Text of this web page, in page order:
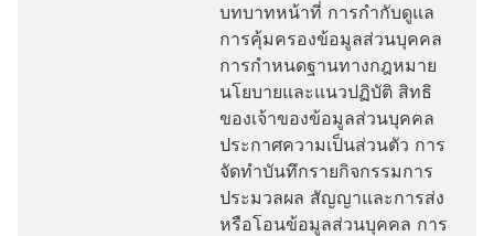
บทบาทหน้าที่ การกำกับดูแล
การคุ้มครองข้อมูลส่วนบุคคล
การกำหนดฐานทางกฎหมาย
นโยบายและแนวปฏิบัติ สิทธิ
ของเจ้าของข้อมูลส่วนบุคคล
ประกาศความเป็นส่วนตัว การ
จัดทำบันทึกรายกิจกรรมการ
ประมวลผล สัญญาและการส่ง
หรือโอนข้อมูลส่วนบุคคล การ